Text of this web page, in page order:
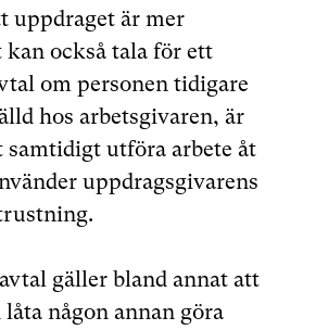
uppdraget är mer
också tala för ett
om personen tidigare
hos arbetsgivaren, är
utföra arbete åt
uppdragsgivarens
gäller bland annat att
någon annan göra